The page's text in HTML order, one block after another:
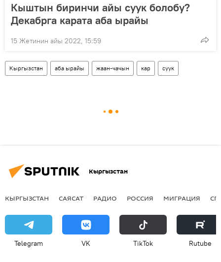
Кыштын биринчи айы суук болобу?
Декабрга карата аба ырайы
15 Жетинин айы 2022, 15:59
Кыргызстан аба ырайы жаан-чачын кар суук
Кыргызстан
КЫРГЫЗСТАН САЯСАТ РАДИО РОССИЯ МИГРАЦИЯ
Telegram VK ТikТоk Rutube